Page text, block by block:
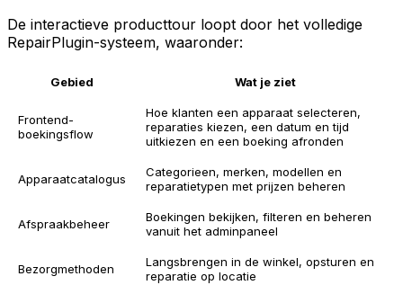
De interactieve producttour loopt door het volledige
RepairPlugin-systeem, waaronder:
Gebied Wat je ziet
Frontend-
boekingsflow
Hoe klanten een apparaat selecteren,
reparaties kiezen, een datum en tijd
uitkiezen en een boeking afronden
Apparaatcatalogus
Categorieen, merken, modellen en
reparatietypen met prijzen beheren
Afspraakbeheer
Boekingen bekijken, filteren en beheren
vanuit het adminpaneel
Bezorgmethoden
Langsbrengen in de winkel, opsturen en
reparatie op locatie